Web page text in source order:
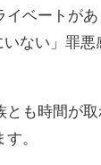
ベートが
ない」罪悪
も時間が
。